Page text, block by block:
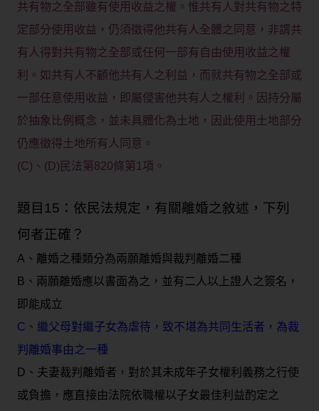
共有物之全部雖有使用收益之權。惟共有人對共有物之特
定部分使用收益，仍須徵得他共有人全體之同意，非謂共
有人得對共有物之全部或任何一部有自由使用收益之權
利。如共有人不顧他共有人之利益，而就共有物之全部或
一部任意使用收益，即屬侵害他共有人之權利。因持分屬
於抽象比例概念，並未具體化為土地，因此使用土地部分
仍應徵得土地所有人同意。
(C)、(D)民法第820條第1項。
題目15：依民法規定，有關離婚之敘述，下列
何者正確？
A、離婚之種類分為兩願離婚與裁判離婚二種
B、兩願離婚應以書面為之，並有二人以上證人之簽名，
即能成立
C、繼父母對繼子女為虐待，致不堪為共同生活者，為裁
判離婚事由之一種
D、夫妻裁判離婚者，對於其未成年子女權利義務之行使
或負擔，應直接由法院依職權以子女最佳利益酌定之